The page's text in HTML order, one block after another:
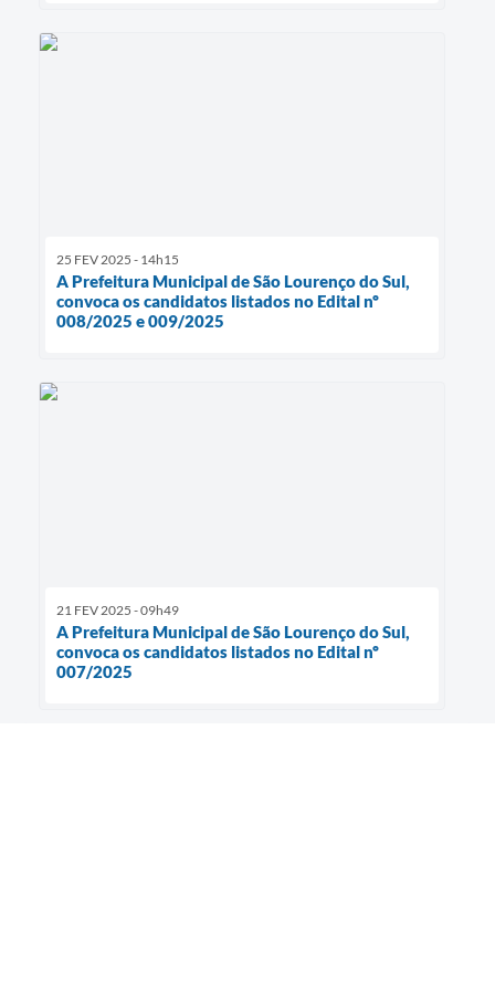
25 FEV 2025 - 14h15
A Prefeitura Municipal de São Lourenço do Sul,
convoca os candidatos listados no Edital nº
008/2025 e 009/2025
21 FEV 2025 - 09h49
A Prefeitura Municipal de São Lourenço do Sul,
convoca os candidatos listados no Edital nº
007/2025